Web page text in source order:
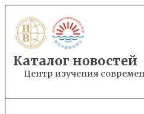
to
content
Каталог новостей
Центр изучения